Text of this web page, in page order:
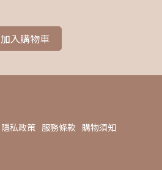
加入購物車
隱私政策 服務條款 購物須知